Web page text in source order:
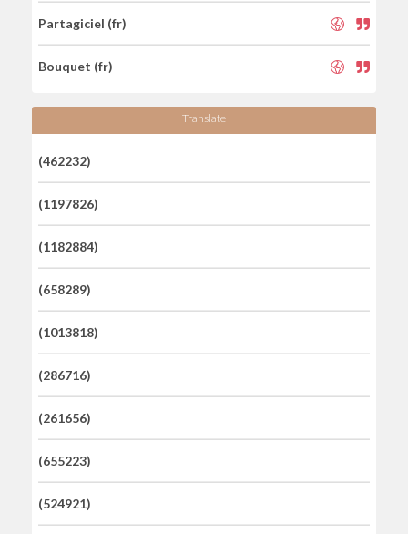
Partagiciel (fr)
Bouquet (fr)
Translate
(462232)
(1197826)
(1182884)
(658289)
(1013818)
(286716)
(261656)
(655223)
(524921)